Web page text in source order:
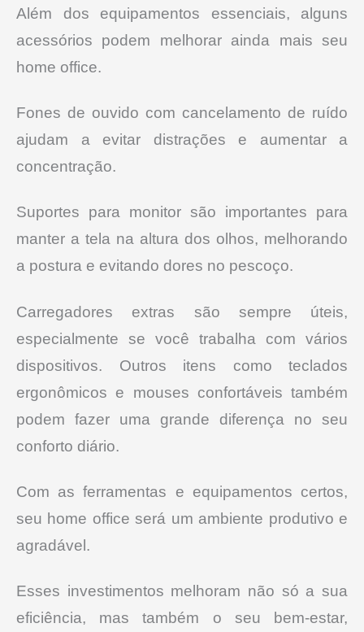
Além dos equipamentos essenciais, alguns
acessórios podem melhorar ainda mais seu
home office.
Fones de ouvido com cancelamento de ruído
ajudam a evitar distrações e aumentar a
concentração.
Suportes para monitor são importantes para
manter a tela na altura dos olhos, melhorando
a postura e evitando dores no pescoço.
Carregadores extras são sempre úteis,
especialmente se você trabalha com vários
dispositivos. Outros itens como teclados
ergonômicos e mouses confortáveis também
podem fazer uma grande diferença no seu
conforto diário.
Com as ferramentas e equipamentos certos,
seu home office será um ambiente produtivo e
agradável.
Esses investimentos melhoram não só a sua
eficiência, mas também o seu bem-estar,